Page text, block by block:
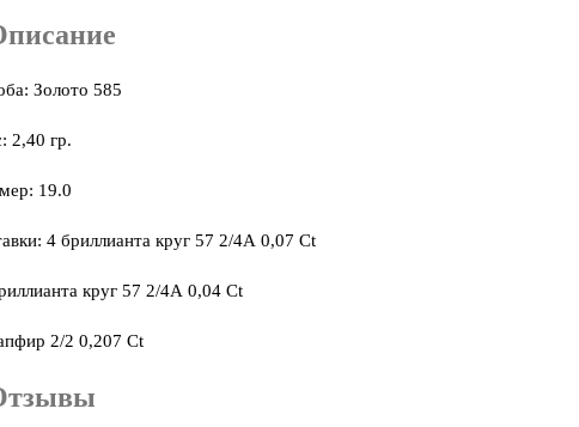
Золото 585
2,40 гр.
19.0
4 бриллианта круг 57 2/4А 0,07 Ct
круг 57 2/4А 0,04 Ct
2/2 0,207 Ct